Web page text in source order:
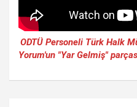
ODTÜ Personeli Türk Halk
Yorum'un "Yar Gelmiş"